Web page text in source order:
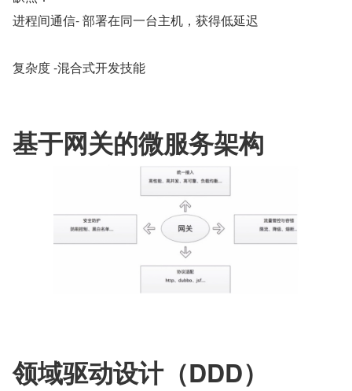
进程间通信- 部署在同一台主机，获得低延迟
复杂度 -混合式开发技能
基于网关的微服务架构
领域驱动设计（DDD）